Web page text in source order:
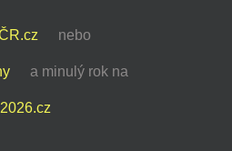
nebo
a minulý rok na